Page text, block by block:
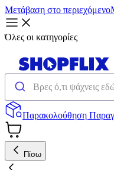
Μετάβαση στο περιεχόμενο
Όλες οι κατηγορίες
Παρακολούθηση
Πίσω